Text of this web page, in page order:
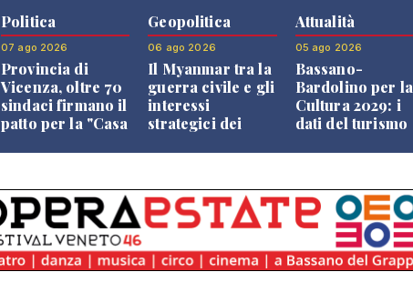
Politica
07 ago 2026
Provincia di
Vicenza, oltre 70
sindaci firmano il
patto per la "Casa
Geopolitica
06 ago 2026
Il Myanmar tra la
guerra civile e gli
interessi
strategici dei
Attualità
05 ago 2026
Bassano-
Bardolino per la
Cultura 2029: i
dati del turismo